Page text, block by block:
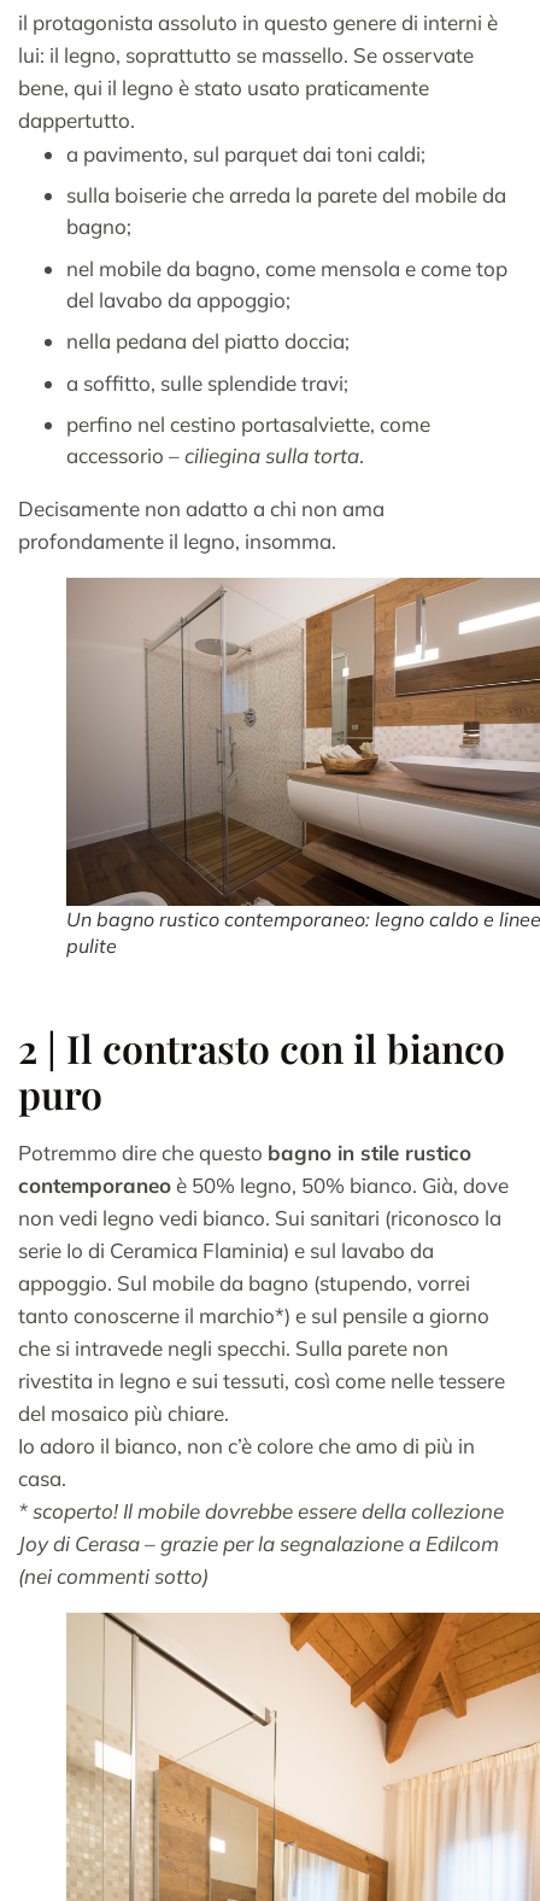
il protagonista assoluto in questo genere di interni è
lui: il legno, soprattutto se massello. Se osservate
bene, qui il legno è stato usato praticamente
dappertutto.
a pavimento, sul parquet dai toni caldi;
sulla boiserie che arreda la parete del mobile da
bagno;
nel mobile da bagno, come mensola e come top
del lavabo da appoggio;
nella pedana del piatto doccia;
a soffitto, sulle splendide travi;
perfino nel cestino portasalviette, come
accessorio –ciliegina sulla torta.
Decisamente non adatto a chi non ama
profondamente il legno, insomma.
Un bagno rustico contemporaneo: legno caldo e linee
pulite
2 | Il contrasto con il bianco
puro
Potremmo dire che questo bagno in stile rustico
contemporaneoè 50% legno, 50% bianco. Già, dove
non vedi legno vedi bianco. Sui sanitari (riconosco la
serie Io di Ceramica Flaminia) e sul lavabo da
appoggio. Sul mobile da bagno (stupendo, vorrei
tanto conoscerne il marchio*) e sul pensile a giorno
che si intravede negli specchi. Sulla parete non
rivestita in legno e sui tessuti, così come nelle tessere
del mosaico più chiare.
Io adoro il bianco, non c’è colore che amo di più in
casa.
* scoperto! Il mobile dovrebbe essere della collezione
Joy di Cerasa – grazie per la segnalazione a Edilcom
(nei commenti sotto)